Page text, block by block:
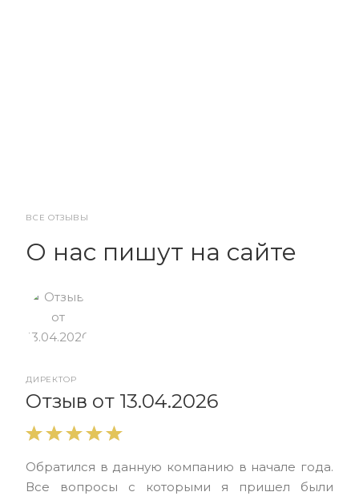
ВСЕ ОТЗЫВЫ
О нас пишут на сайте
ДИРЕКТОР
Отзыв от 13.04.2026
Обратился в данную компанию в начале года.
Все вопросы с которыми я пришел были